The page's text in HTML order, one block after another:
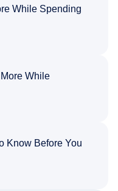
While Spending
While
Know Before You